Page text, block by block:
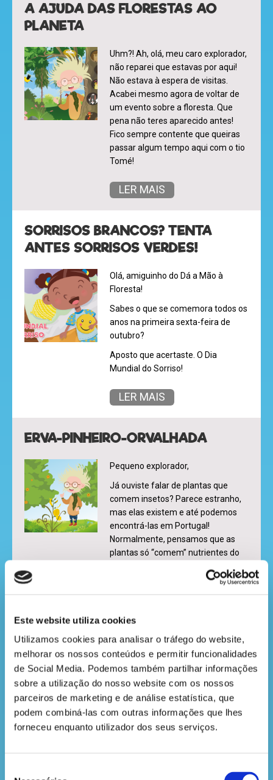
Este website utiliza cookies
Utilizamos cookies para analisar o tráfego do website,
melhorar os nossos conteúdos e permitir funcionalidades
de Social Media. Podemos também partilhar informações
sobre a utilização do nosso website com os nossos
parceiros de marketing e de análise estatística, que
podem combiná-las com outras informações que lhes
forneceu enquanto utilizador dos seus serviços.
recreio
cantinho
do
A AJUDA DAS FLORESTAS AO
PLANETA
Uhm?! Ah, olá, meu caro explorador,
não reparei que estavas por aqui!
Não estava à espera de visitas.
Acabei mesmo agora de voltar de
um evento sobre a floresta. Que
pena não teres aparecido antes!
Fico sempre contente que queiras
passar algum tempo aqui com o tio
Tomé!
LER MAIS
SORRISOS BRANCOS? TENTA
ANTES SORRISOS VERDES!
Olá, amiguinho do Dá a Mão à
Floresta!
Sabes o que se comemora todos os
anos na primeira sexta-feira de
outubro?
Aposto que acertaste. O Dia
Mundial do Sorriso!
LER MAIS
ERVA-PINHEIRO-ORVALHADA
Pequeno explorador,
Já ouviste falar de plantas que
comem insetos? Parece estranho,
mas elas existem e até podemos
encontrá-las em Portugal!
Normalmente, pensamos que as
plantas só “comem” nutrientes do
pinheiro-orvalhada, também
LER MAIS
AS FORMIGAS E OS EUCALIPTAIS
Certamente já me viste a vaguear
pelo chão da floresta, sempre
sobre a minha família, como nos